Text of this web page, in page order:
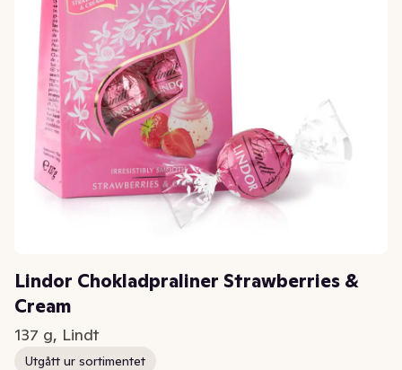
Lindor Chokladpraliner Strawberries &
Cream
137 g, Lindt
Utgått ur sortimentet